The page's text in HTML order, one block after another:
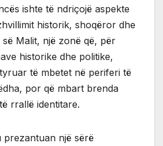
ishte të ndriçojë aspekte
historik, shoqëror dhe
Malit, një zonë që, për
historike dhe politike,
të mbetet në periferi të
por që mbart brenda
rrallë identitare.
prezantuan një sërë